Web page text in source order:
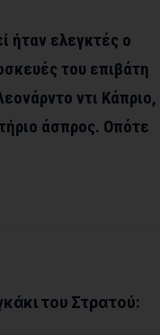
ήταν ελεγκτές ο
του επιβάτη
ντι Κάπριο,
άσπρος. Οπότε
του Στρατού: